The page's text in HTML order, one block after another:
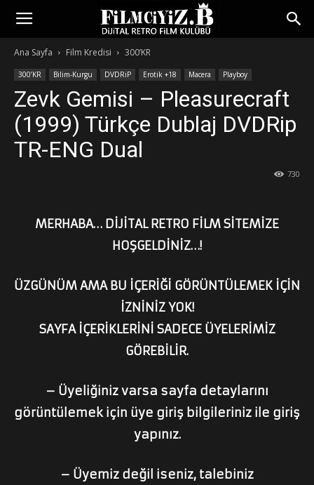
Ana Sayfa Film Kredisi 300’KR
300’KR Bilim-Kurgu DVDRiP Erotik +18 Macera Playboy
Zevk Gemisi – Pleasurecraft
(1999) Türkçe Dublaj DVDRip
TR-ENG Dual
730
MERHABA… DİJİTAL RETRO FİLM SİTEMİZE
HOŞGELDİNİZ…!
ÜZGÜNÜM AMA BU İÇERİĞİ GÖRÜNTÜLEMEK İÇİN
İZNİNİZ YOK!
SAYFA İÇERİKLERİNİ SADECE ÜYELERİMİZ
GÖREBİLİR.
– Üyeliğiniz varsa sayfa detaylarını
görüntülemek için üye giriş bilgileriniz ile giriş
yapınız.
– Üyemiz değil iseniz, talebiniz